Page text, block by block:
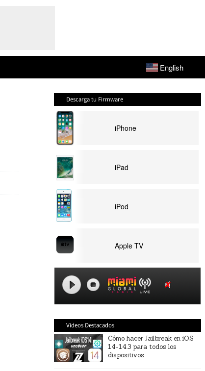
English
Descarga tu Firmware
iPhone
iPad
iPod
Apple TV
Videos Destacados
Cómo hacer Jailbreak en iOS
14-14.3 para todos los
dispositivos